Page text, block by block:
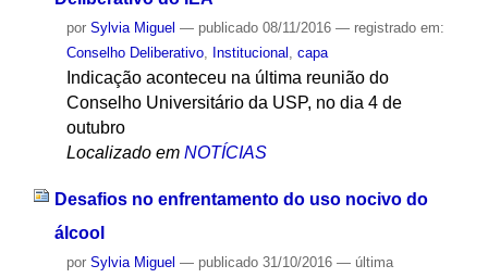
por Sylvia Miguel — publicado08/11/2016 — registrado em:
Conselho Deliberativo, Institucional , capa
Indicação aconteceu na última reunião do
Conselho Universitário da USP, no dia 4 de
outubro
Localizado em NOTÍCIAS
Desafios no enfrentamento do uso nocivo do
álcool
por Sylvia Miguel — publicado31/10/2016 — última